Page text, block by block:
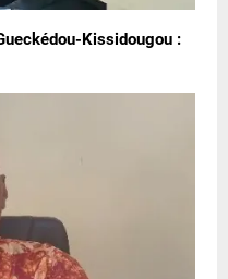
Kissidougou :